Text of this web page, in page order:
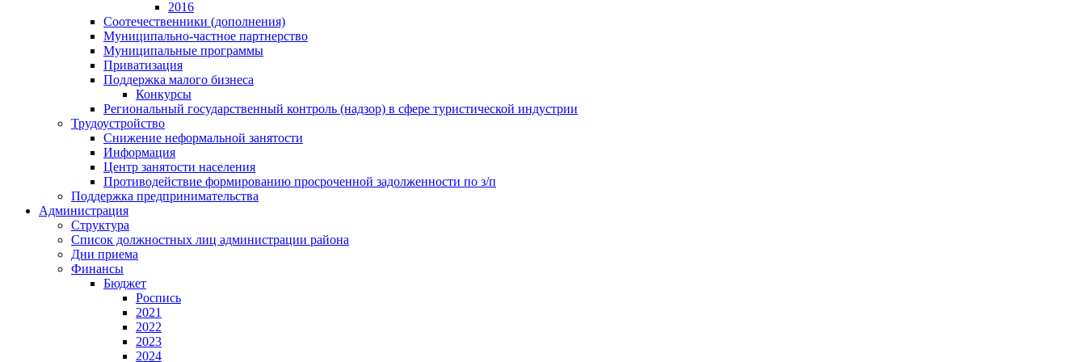
2016
Соотечественники (дополнения)
Муниципально-частное партнерство
Муниципальные программы
Приватизация
Поддержка малого бизнеса
Конкурсы
Региональный государственный контроль (надзор) в сфере туристической индустрии
Трудоустройство
Снижение неформальной занятости
Информация
Центр занятости населения
Противодействие формированию просроченной задолженности по з/п
Поддержка предпринимательства
Администрация
Структура
Список должностных лиц администрации района
Дни приема
Финансы
Бюджет
Роспись
2021
2022
2023
2024